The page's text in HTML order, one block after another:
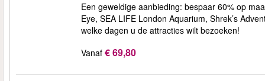
Een geweldige aanbieding: bespaar 60% op
Eye, SEA LIFE London Aquarium, Shrek’s
welke dagen u de attracties wilt bezoeken!
Vanaf € 69,80